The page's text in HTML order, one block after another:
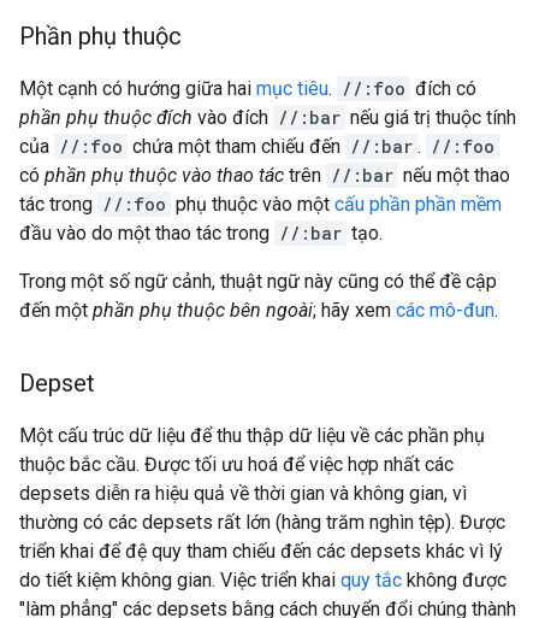
Phần phụ thuộc
Một cạnh có hướng giữa hai mục tiêu. //:foo đích có
phần phụ thuộc đích vào đích //:bar nếu giá trị thuộc tính
của //:foo chứa một tham chiếu đến //:bar . //:foo
có phần phụ thuộc vào thao tác trên //:bar nếu một thao
tác trong //:foo phụ thuộc vào một cấu phần phần mềm
đầu vào do một thao tác trong //:bar tạo.
Trong một số ngữ cảnh, thuật ngữ này cũng có thể đề cập
đến một phần phụ thuộc bên ngoài; hãy xem các mô-đun.
Depset
Một cấu trúc dữ liệu để thu thập dữ liệu về các phần phụ
thuộc bắc cầu. Được tối ưu hoá để việc hợp nhất các
depsets diễn ra hiệu quả về thời gian và không gian, vì
thường có các depsets rất lớn (hàng trăm nghìn tệp). Được
triển khai để đệ quy tham chiếu đến các depsets khác vì lý
do tiết kiệm không gian. Việc triển khai quy tắc không được
"làm phẳng" các depsets bằng cách chuyển đổi chúng thành